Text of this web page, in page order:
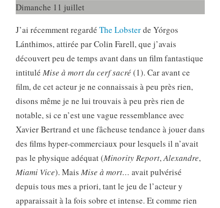
Dimanche 11 juillet
J’ai récemment regardé The Lobsterde Yórgos
Lánthimos, attirée par Colin Farell, que j’avais
découvert peu de temps avant dans un film fantastique
intitulé Mise à mort du cerf sacré(1). Car avant ce
film, de cet acteur je ne connaissais à peu près rien,
disons même je ne lui trouvais à peu près rien de
notable, si ce n’est une vague ressemblance avec
Xavier Bertrand et une fâcheuse tendance à jouer dans
des films hyper-commerciaux pour lesquels il n’avait
pas le physique adéquat (Minority Report,Alexandre,
Miami Vice). Mais Mise à mort… avait pulvérisé
depuis tous mes a priori, tant le jeu de l’acteur y
apparaissait à la fois sobre et intense. Et comme rien